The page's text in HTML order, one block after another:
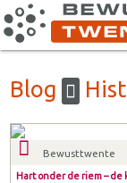
Blog
Bewusttwente
Hart onder de riem – de